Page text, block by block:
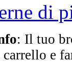
di
: Il tuo
e